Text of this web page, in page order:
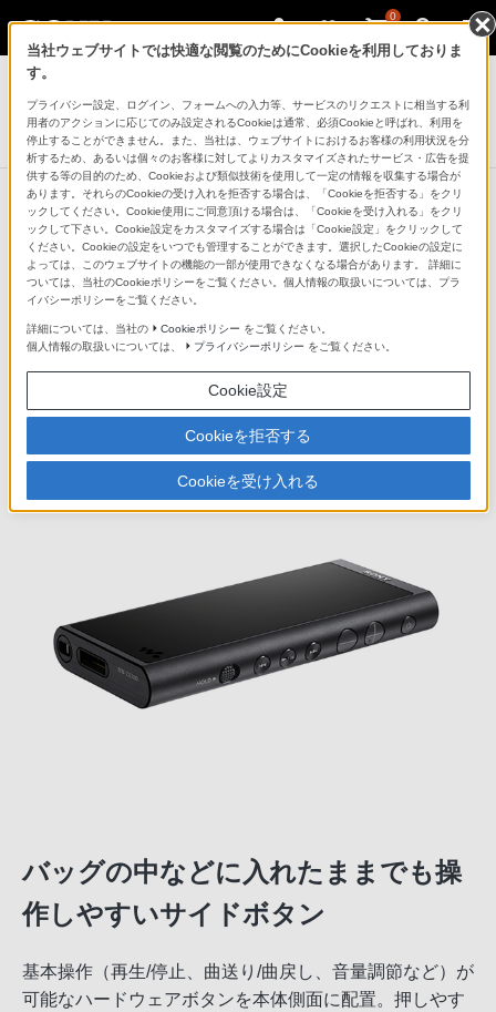
0
ポータブルオーディオプレーヤー ウォークマン
ウォークマンZXシリーズ[メモリータイプ]
NW-ZX300シリーズ
前面ガラスにウォークマンとして初
めて「マットガラス」を採用
ウォークマンとして初めて本体前面ガラスに「マットガ
ラス」を採用。マット仕上げの本体前面・側面との一体
感を演出。また通常のクリアガラスと比較し、指紋が付
きにくく、指滑りが良いなど、日常のユーザビリティが
向上しています。
バッグの中などに入れたままでも操
作しやすいサイドボタン
基本操作（再生/停止、曲送り/曲戻し、音量調節など）が
可能なハードウェアボタンを本体側面に配置。押しやす
当社ウェブサイトでは快適な閲覧のためにCookieを利用しておりま
す。
プライバシー設定、ログイン、フォームへの入力等、サービスのリクエストに相当する利
用者のアクションに応じてのみ設定されるCookieは通常、必須Cookieと呼ばれ、利用を
停止することができません。また、当社は、ウェブサイトにおけるお客様の利用状況を分
析するため、あるいは個々のお客様に対してよりカスタマイズされたサービス・広告を提
供する等の目的のため、Cookieおよび類似技術を使用して一定の情報を収集する場合が
あります。それらのCookieの受け入れを拒否する場合は、「Cookieを拒否する」をクリ
ックしてください。Cookie使用にご同意頂ける場合は、「Cookieを受け入れる」をクリ
ックして下さい。Cookie設定をカスタマイズする場合は「Cookie設定」をクリックして
ください。Cookieの設定をいつでも管理することができます。選択したCookieの設定に
よっては、このウェブサイトの機能の一部が使用できなくなる場合があります。 詳細に
ついては、当社のCookieポリシーをご覧ください。個人情報の取扱いについては、プラ
イバシーポリシーをご覧ください。
詳細については、当社の Cookieポリシー をご覧ください。
個人情報の取扱いについては、
プライバシーポリシー をご覧ください。
Cookie設定
Cookieを拒否する
Cookieを受け入れる